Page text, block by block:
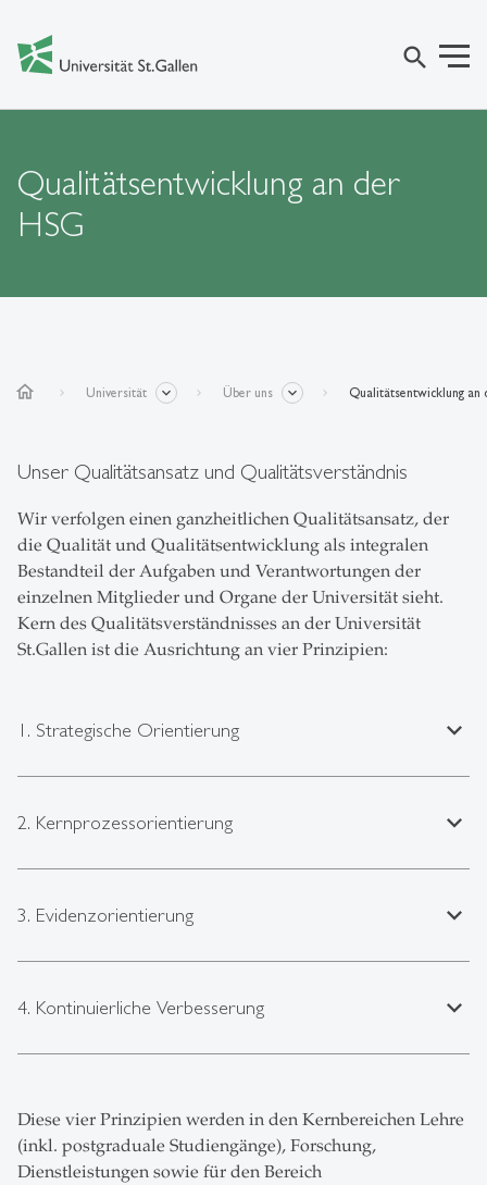
search
Qualitätsentwicklung an der
HSG
home Universität Über uns Qualitätsentwicklung an
Unser Qualitätsansatz und Qualitätsverständnis
Wir verfolgen einen ganzheitlichen Qualitätsansatz, der
die Qualität und Qualitätsentwicklung als integralen
Bestandteil der Aufgaben und Verantwortungen der
einzelnen Mitglieder und Organe der Universität sieht.
Kern des Qualitätsverständnisses an der Universität
St.Gallen ist die Ausrichtung an vier Prinzipien:
1. Strategische Orientierung expand_less
2. Kernprozessorientierung expand_less
3. Evidenzorientierung expand_less
4. Kontinuierliche Verbesserung expand_less
Diese vier Prinzipien werden in den Kernbereichen Lehre
(inkl. postgraduale Studiengänge), Forschung,
Dienstleistungen sowie für den Bereich